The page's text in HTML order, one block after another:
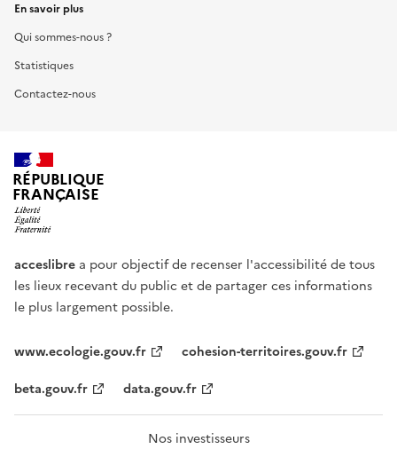
En savoir plus
Qui sommes-nous ?
Statistiques
Contactez-nous
RÉPUBLIQUE
FRANÇAISE
acceslibre a pour objectif de recenser l'accessibilité de tous
les lieux recevant du public et de partager ces informations
le plus largement possible.
www.ecologie.gouv.fr
cohesion-territoires.gouv.fr
beta.gouv.fr
data.gouv.fr
Nos investisseurs